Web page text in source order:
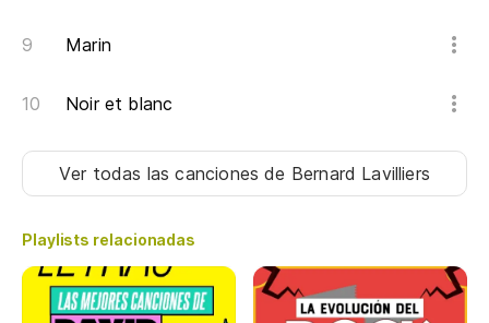
Marin
Noir et blanc
Ver todas las cancionesde Bernard Lavilliers
Playlists relacionadas